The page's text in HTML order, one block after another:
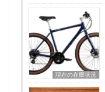
現在の在庫状況